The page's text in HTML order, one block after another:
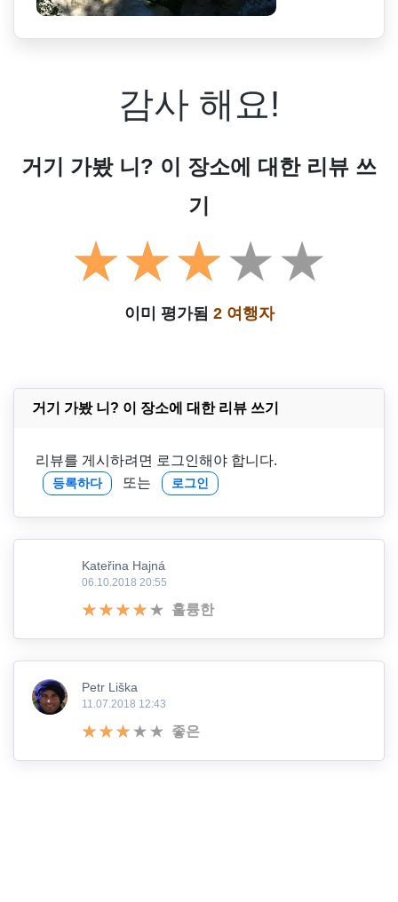
감사 해요!
거기 가봤 니? 이 장소에 대한 리뷰 쓰
기
이미 평가됨 2 여행자
거기 가봤 니? 이 장소에 대한 리뷰 쓰기
리뷰를 게시하려면 로그인해야 합니다.
등록하다 또는 로그인
Kateřina Hajná
06.10.2018 20:55
훌륭한
Petr Liška
11.07.2018 12:43
좋은